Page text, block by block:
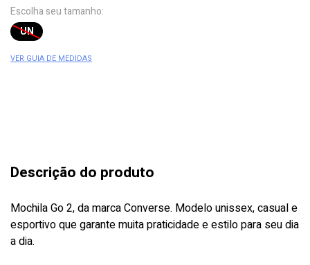
Escolha seu tamanho:
UN
VER GUIA DE MEDIDAS
Descrição do produto
Mochila Go 2, da marca Converse. Modelo unissex, casual e
esportivo que garante muita praticidade e estilo para seu dia
a dia.